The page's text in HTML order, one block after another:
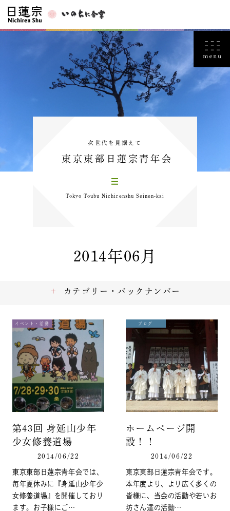
次世代を見据えて
東京東部日蓮宗青年会
Tokyo Toubu Nichirenshu Seinen-kai
2014年06月
イベント・活動
第43回 身延山少年
少女修養道場
2014/06/22
東京東部日蓮宗青年会では、
毎年夏休みに『身延山少年少
女修養道場』を開催しており
ます。お子様にご…
ブログ
ホームページ開
設！！
2014/06/22
東京東部日蓮宗青年会です。
本年度より、より広く多くの
皆様に、当会の活動や若いお
坊さん達の活動…
カテゴリー・バックナンバー